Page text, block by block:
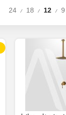
9
12
18
24